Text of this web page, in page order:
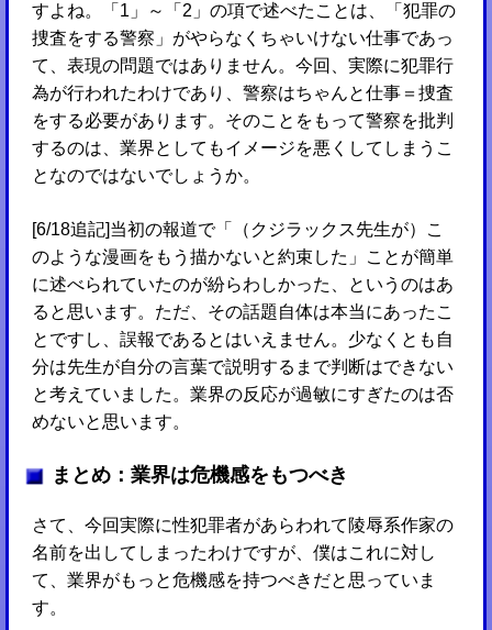
すよね。「1」～「2」の項で述べたことは、「犯罪の
捜査をする警察」がやらなくちゃいけない仕事であっ
て、表現の問題ではありません。今回、実際に犯罪行
為が行われたわけであり、警察はちゃんと仕事＝捜査
をする必要があります。そのことをもって警察を批判
するのは、業界としてもイメージを悪くしてしまうこ
となのではないでしょうか。
[6/18追記]当初の報道で「（クジラックス先生が）こ
のような漫画をもう描かないと約束した」ことが簡単
に述べられていたのが紛らわしかった、というのはあ
ると思います。ただ、その話題自体は本当にあったこ
とですし、誤報であるとはいえません。少なくとも自
分は先生が自分の言葉で説明するまで判断はできない
と考えていました。業界の反応が過敏にすぎたのは否
めないと思います。
まとめ：業界は危機感をもつべき
さて、今回実際に性犯罪者があらわれて陵辱系作家の
名前を出してしまったわけですが、僕はこれに対し
て、業界がもっと危機感を持つべきだと思っていま
す。